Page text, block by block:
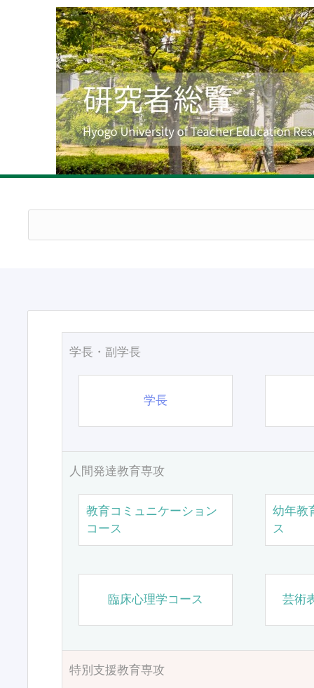
学長・副学長
学長
人間発達教育専攻
教育コミュニケーション
コース
幼年教
ス
臨床心理学コース 芸術
特別支援教育専攻